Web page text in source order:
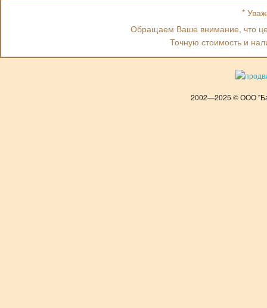
*
Обращаем Ваше внимание, что
Точную стоимость и
2002—2025 © ООО